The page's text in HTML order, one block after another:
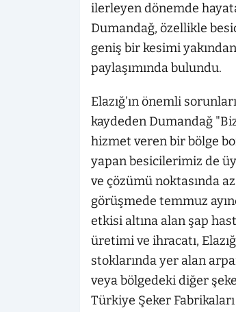
ilerleyen dönemde
Dumandağ, özellikle
geniş bir kesimi
paylaşımında bulundu.
Elazığ’ın önemli
kaydeden Dumandağ
hizmet veren bir bölge
yapan besicilerimiz de
ve çözümü noktasında
görüşmede temmuz
etkisi altına alan şap
üretimi ve ihracatı,
stoklarında yer alan
veya bölgedeki diğer
Türkiye Şeker